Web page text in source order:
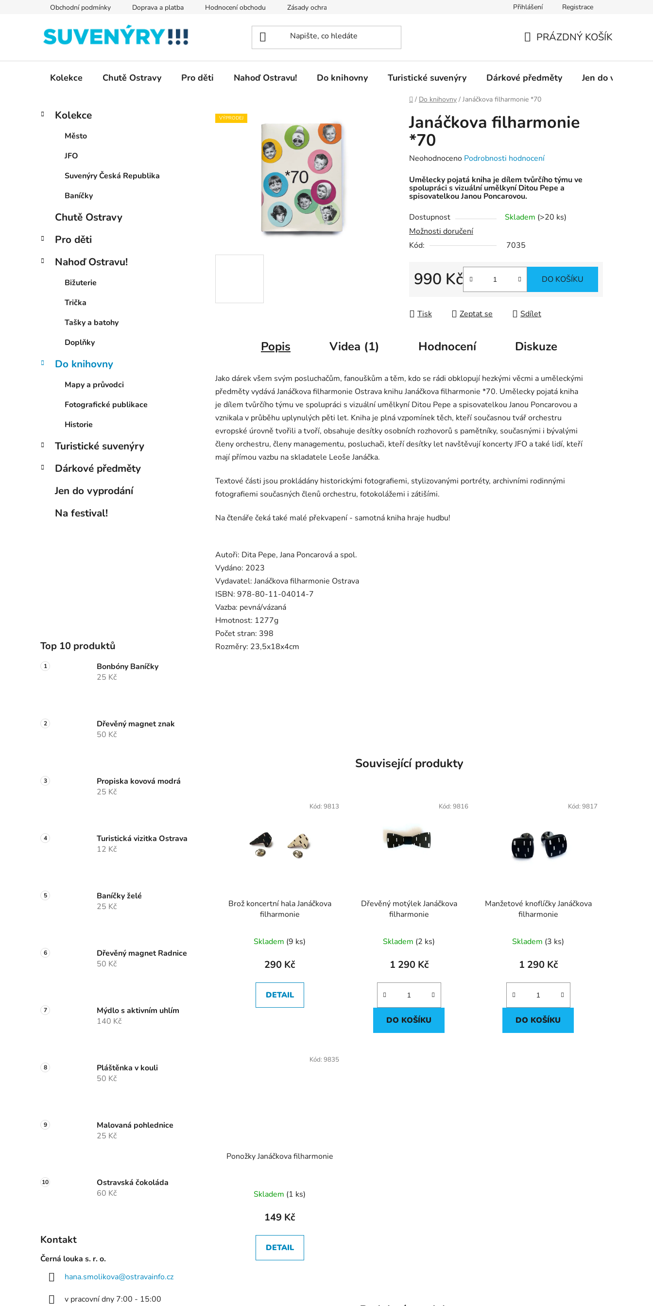
Obchodní podmínky Doprava a platba Hodnocení obchodu Zásady ochrany osobních údajů Přístupnost
Přihlášení Registrace
KOŠÍK
PRÁZDNÝ KOŠÍK
Kolekce Chutě Ostravy Pro děti Nahoď Ostravu! Do knihovny Turistické suvenýry Dárkové předměty Jen do vyprodání
Domů
/ Do knihovny / Janáčkova filharmonie *70
P
a
e
Přeskočit
kategorie
K
a
Kolekce
Město
JFO
Suvenýry Česká Republika
Baníčky
Chutě Ostravy
Pro děti
Nahoď Ostravu!
Bižuterie
Trička
Tašky a batohy
Doplňky
Do knihovny
Mapy a průvodci
Fotografické publikace
Historie
Turistické suvenýry
Dárkové předměty
Jen do vyprodání
Na festival!
Top 10 produktů
Bonbóny Baníčky
25 Kč
Dřevěný magnet znak
50 Kč
Propiska kovová modrá
25 Kč
Turistická vizitka Ostrava
12 Kč
Baníčky želé
25 Kč
Dřevěný magnet Radnice
50 Kč
Mýdlo s aktivním uhlím
140 Kč
Pláštěnka v kouli
50 Kč
Malovaná pohlednice
25 Kč
Ostravská čokoláda
60 Kč
Kontakt
Černá louka s. r. o.
hana.smolikova@ostravainfo.cz
v pracovní dny 7:00 - 15:00
Janáčkova filharmonie
*70
Průměrné
produktu
je
5
hvězdiček.
Neohodnoceno Podrobnosti hodnocení
Umělecky pojatá kniha je dílem tvůrčího týmu ve
spolupráci s vizuální umělkyní Ditou Pepe a
spisovatelkou Janou Poncarovou.
Dostupnost
Skladem (>20 ks)
Možnosti doručení
Kód:
7035
990 Kč DO KOŠÍKU
Tisk Zeptat se Sdílet
VÝPRODEJ
Popis Videa (1) Hodnocení Diskuze
Jako dárek všem svým posluchačům, fanouškům a těm, kdo se rádi obklopují hezkými věcmi a uměleckými
předměty vydává Janáčkova filharmonie Ostrava knihu Janáčkova filharmonie *70. Umělecky pojatá kniha
je dílem tvůrčího týmu ve spolupráci s vizuální umělkyní Ditou Pepe a spisovatelkou Janou Poncarovou a
vznikala v průběhu uplynulých pěti let. Kniha je plná vzpomínek těch, kteří současnou tvář orchestru
evropské úrovně tvořili a tvoří, obsahuje desítky osobních rozhovorů s pamětníky, současnými i bývalými
členy orchestru, členy managementu, posluchači, kteří desítky let navštěvují koncerty JFO a také lidí, kteří
mají přímou vazbu na skladatele Leoše Janáčka.
Textové části jsou prokládány historickými fotografiemi, stylizovanými portréty, archivními rodinnými
fotografiemi současných členů orchestru, fotokolážemi i zátišími.
Na čtenáře čeká také malé překvapení - samotná kniha hraje hudbu!
Autoři: Dita Pepe, Jana Poncarová a spol.
Vydáno: 2023
Vydavatel: Janáčkova filharmonie Ostrava
ISBN: 978-80-11-04014-7
Vazba: pevná/vázaná
Hmotnost: 1277g
Počet stran: 398
Rozměry: 23,5x18x4cm
Související produkty
Brož koncertní hala Janáčkova
filharmonie
hodnocení
produktu
5,0
z
Skladem (9 ks)
290 Kč
DETAIL
Kód: 9813
Dřevěný motýlek Janáčkova
filharmonie
Skladem (2 ks)
1 290 Kč
DO KOŠÍKU
Kód: 9816
Manžetové knoflíčky Janáčkova
filharmonie
hodnocení
produktu
5,0
z
hvězdiček.
Skladem (3 ks)
1 290 Kč
DO KOŠÍKU
Kód: 9817
Ponožky Janáčkova filharmonie
hodnocení
produktu
5,0
z
Skladem (1 ks)
149 Kč
DETAIL
Kód: 9835